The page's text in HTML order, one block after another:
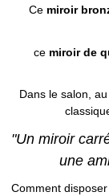
Ce miroir
ce miroir de
Dans le salon,
"Un miroir
une
Comment